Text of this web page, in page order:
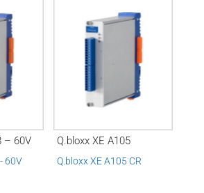
– 60V
60V
Q.bloxx XE A105
Q.bloxx XE A105 CR